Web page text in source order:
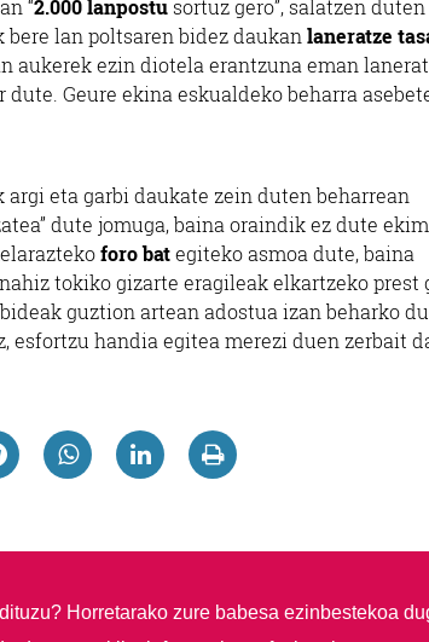
“2.000 lanpostu sortuz gero”, salatzen duten
lan poltsaren bidez daukan laneratze
aukerek ezin diotela erantzuna eman
Geure ekina eskualdeko beharra
eta garbi daukate zein duten beharrean
dute jomuga, baina oraindik ez dute
foro bategiteko asmoa dute, baina
tokiko gizarte eragileak elkartzeko prest
guztion artean adostua izan beharko
handia egitea merezi duen zerbait
Horretarako zure babesa ezinbestekoa